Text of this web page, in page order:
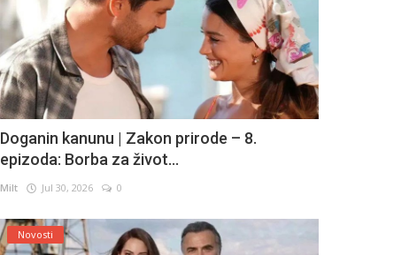
Doganin kanunu | Zakon prirode – 8.
epizoda: Borba za život...
Milt Jul 30, 2026 0
Novosti